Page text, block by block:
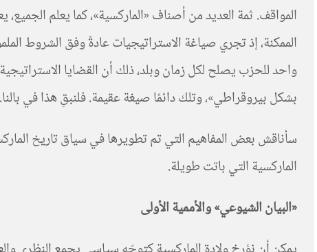
المواقف. ثمة العديد من أصناف «الماركسية»، كما يعلم
الممكنة، إذ تجري صياغة الاستراتيجيات عادةً وفق الشروط
واحد للحزب يصلح لكل زمان وبلد، ذلك أن القضايا
بشكل بيروقراطي»، وتلك دائمًا صيغة عقيمة. فلنبقِ هذا في بالنا.
سأناقش بعض المفاهيم التي تم تطويرها في سياق تاريخ
الماركسية التي باتت طويلة.
«البيان الشيوعي» والأممية الأولى